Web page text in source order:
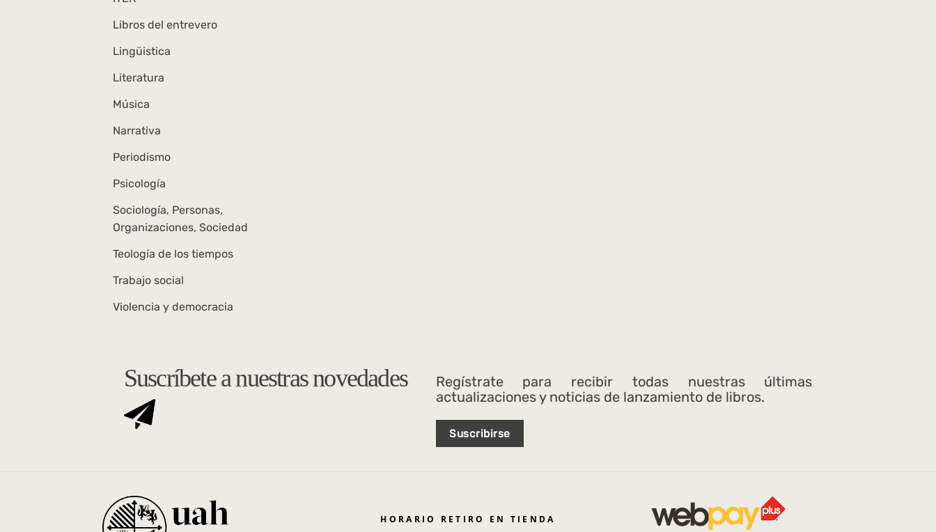
Libros del entrevero
Lingüistica
Literatura
Música
Narrativa
Periodismo
Psicología
Sociología, Personas,
Organizaciones, Sociedad
Teología de los tiempos
Trabajo social
Violencia y democracia
Suscríbete a nuestras novedades
Regístrate para recibir todas nuestras últimas
actualizaciones y noticias de lanzamiento de libros.
Suscribirse
HORARIO RETIRO EN TIENDA